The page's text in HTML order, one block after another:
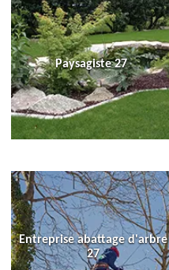
Paysagiste 27
Entreprise abattage d'arbre
27